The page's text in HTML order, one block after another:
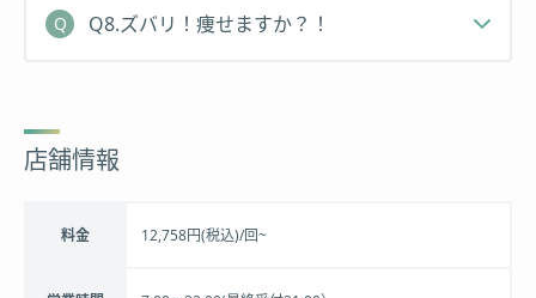
Q8.ズバリ！痩せますか？！
店舗情報
料金 12,758円(税込)/回~